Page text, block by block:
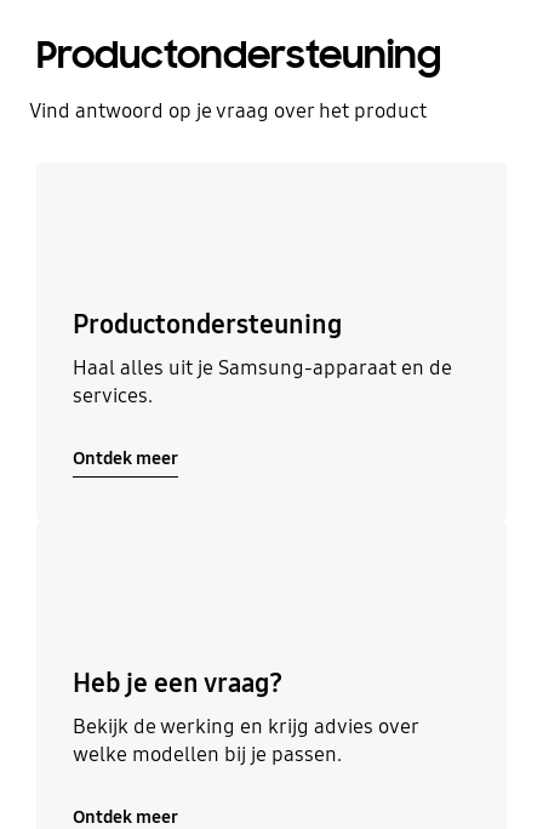
Productondersteuning
Vind antwoord op je vraag over het product
Productondersteuning
Haal alles uit je Samsung-apparaat en de
services.
Ontdek meer
Heb je een vraag?
Bekijk de werking en krijg advies over
welke modellen bij je passen.
Ontdek meer